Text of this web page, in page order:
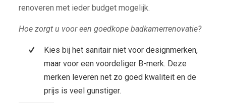
renoveren met ieder budget mogelijk.
Hoe zorgt u voor een goedkope badkamerrenovatie?
Kies bij het sanitair niet voor designmerken,
maar voor een voordeliger B-merk. Deze
merken leveren net zo goed kwaliteit en de
prijs is veel gunstiger.